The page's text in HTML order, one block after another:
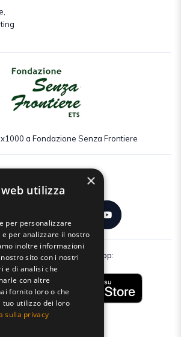
a Fondazione Senza Frontiere
gratuitamente la nostra app:
×
utilizza
per personalizzare
per analizzare il nostro
inoltre informazioni
sito con i nostri
e di analisi che
con altre
fornito loro o che
tuo utilizzo dei loro
sulla privacy